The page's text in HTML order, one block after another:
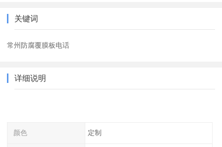
关键词
常州防腐覆膜板电话
详细说明
颜色 定制